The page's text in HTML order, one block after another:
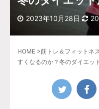
2023年10月28日
HOME >筋トレ＆フィットネ
すくなるのか？冬のダイエッ